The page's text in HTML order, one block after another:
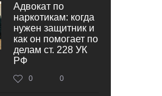
Адвокат по
наркотикам: когда
нужен защитник и
как он помогает по
делам ст. 228 УК
РФ
0 0